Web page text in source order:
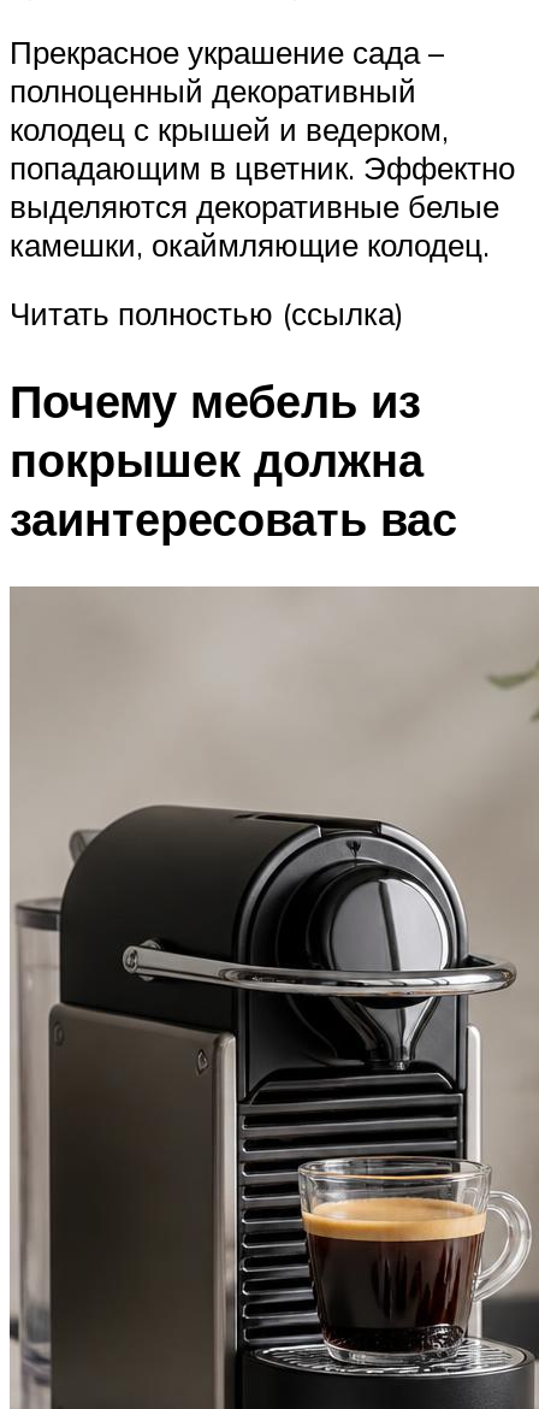
Прекрасное украшение сада –
полноценный декоративный
колодец с крышей и ведерком,
попадающим в цветник. Эффектно
выделяются декоративные белые
камешки, окаймляющие колодец.
Читать полностью (ссылка)
Почему мебель из
покрышек должна
заинтересовать вас